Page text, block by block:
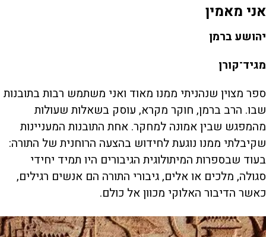
אני מאמין
יהושע ברמן
מגיד־קורן
ספר מצוין שנהניתי ממנו מאוד ואני משתמש רבות בתובנות
שבו. הרב ברמן, חוקר מקרא, עוסק בשאלות שעולות
מהמפגש שבין אמונה למחקר. אחת התובנות המעניינות
שקיבלתי ממנו נוגעת לחידוש בהצעה הרוחנית של התורה:
בעוד שבספרות המיתולוגית הגיבורים היו תמיד יחידי
סגולה, מלכים או אלים, גיבורי התורה הם אנשים רגילים,
כאשר הדיבור האלוקי מכוון אל כולם.